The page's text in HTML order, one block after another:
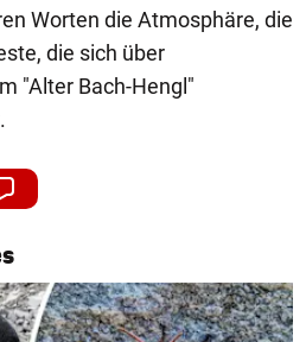
Worten die Atmosphäre, die
die sich über
"Alter Bach-Hengl"